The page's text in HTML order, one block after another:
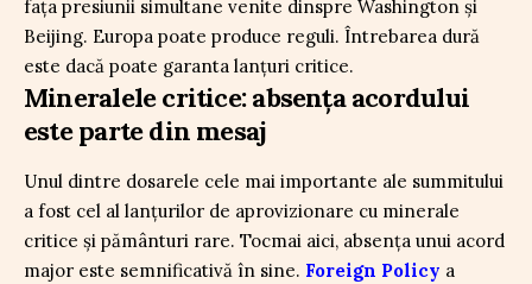
fața presiunii simultane venite dinspre Washington și
Beijing. Europa poate produce reguli. Întrebarea dură
este dacă poate garanta lanțuri critice.
Mineralele critice: absența acordului
este parte din mesaj
Unul dintre dosarele cele mai importante ale summitului
a fost cel al lanțurilor de aprovizionare cu minerale
critice și pământuri rare. Tocmai aici, absența unui acord
major este semnificativă în sine. Foreign Policy a